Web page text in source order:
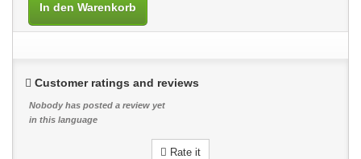
In den Warenkorb
Customer ratings and reviews
Nobody has posted a review yet
in this language
Rate it